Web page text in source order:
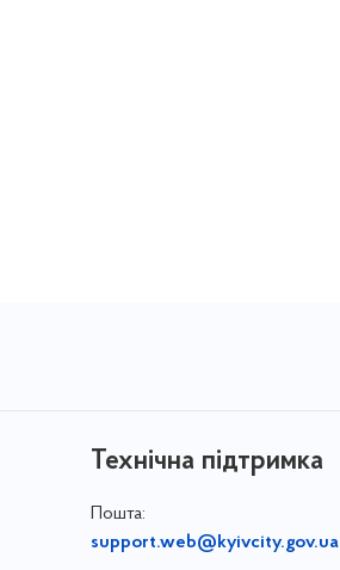
Технічна підтримка
Пошта:
support.web@kyivcity.gov.ua